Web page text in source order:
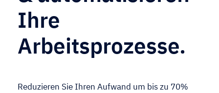
App-Entwicklung
Individuelle Software
KI Lösung
Expertise
Ihre
Arbeitsprozesse.
Reduzieren Sie Ihren Aufwand um bis zu 70%